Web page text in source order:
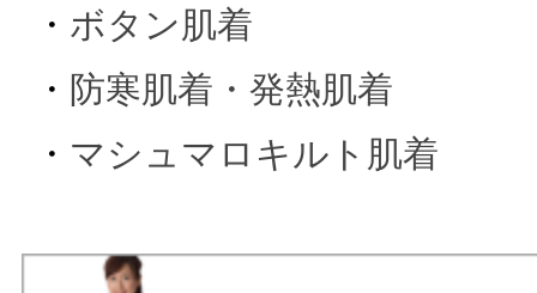
・ ボタン肌着
・ 防寒肌着・発熱肌着
・ マシュマロキルト肌着